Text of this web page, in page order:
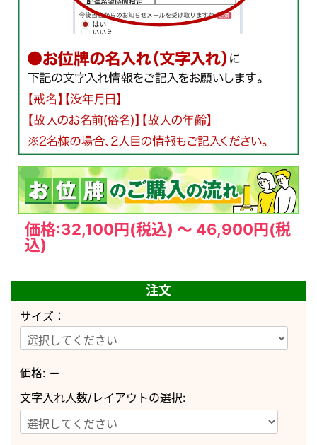
下台部分の地面に二本足がそびえ立っているような独特の形
サイズ
3.0寸 幅7.8×奥行3.8×高さ16.0×札
高9.3×札巾4.3cm
3.5寸 幅8.3×奥行3.9×高さ17.6×札
高10.8×札巾4.7cm
4.0寸 幅9.1×奥行4.3×高さ19.8×札高
12.3×札巾5.4cm
4.5寸 幅10.0×奥行4.5×高さ21.8×札
高13.8×札巾5.7cm
5.0寸 幅10.6×奥行4.8×高さ24.1×札
高15.3×札巾6.5cm
6.0寸 幅12.6×奥行5.4×高さ28.7×札
開眼供養
開眼供養とは新しいお位牌やお仏壇
に魂を入れる法要です。
対象となります。
※開眼供養をご希望の場合には、ご
※実際のサイズと若干異なる場合が
ございます。
※実際の商品と色味が若干異なって
価格:32,100円(税込) ～ 46,900円(税
込)
注文
サイズ：
価格: －
文字入れ人数/レイアウトの選択: